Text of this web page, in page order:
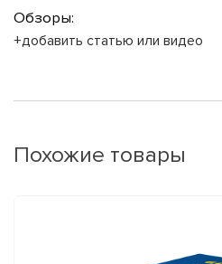
Обзоры:
+добавить статью или видео
Похожие товары